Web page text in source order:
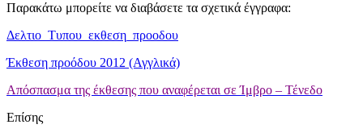
Παρακάτω μπορείτε να διαβάσετε τα σχετικά έγγραφα:
Δελτιο_Τυπου_εκθεση_προοδου
Έκθεση προόδου 2012 (Αγγλικά)
Απόσπασμα της έκθεσης που αναφέρεται σε Ίμβρο – Τένεδο
Επίσης